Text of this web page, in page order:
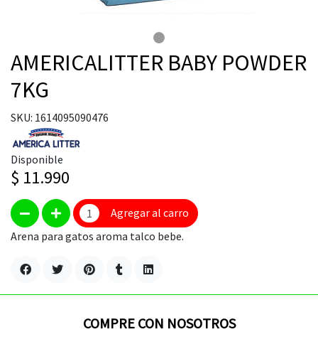
AMERICALITTER BABY POWDER
7KG
SKU: 1614095090476
Disponible
$ 11.990
Agregar al carro
Arena para gatos aroma talco bebe.
COMPRE CON NOSOTROS